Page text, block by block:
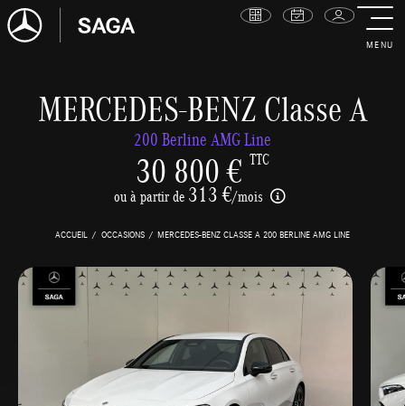
MENU
MERCEDES-BENZ Classe A
200 Berline AMG Line
30 800 € TTC
ou à partir de 313 €/mois
ACCUEIL OCCASIONS MERCEDES-BENZ CLASSE A 200 BERLINE AMG LINE